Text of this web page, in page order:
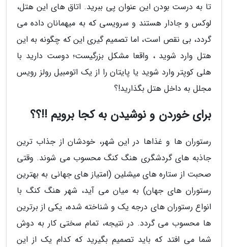
تا به درست بودن این عنوان پی ببرید. اتاق های این هتل،
لوکس و جادار هستند و سرویسی که به میهمانان داده می
گردد، بی نقص است، اما تصمیم گیری این که چگونه به این
هتل وارد شوید ، واقعا مشکل بزرگیست؛ دوست دارید با
هلی کوپتر وارد شوید یا پایتان را از یک اتومبیل رولز رویس
مجلل به داخل هتل بگذارید!؟
برای خوردن و نوشیدن به کجا برویم !!؟؟
رستوران ها و غذاها در این شهر، خودشان از جذاب ترین
جاذبه های گردشگری هنگ کنگ محسوب می شوند. وقتی
صحبت از ستاره های میشلین (امتیاز های جهانی به بهترین
رستوران های جهان) به میان می آید، شهر هنگ کنگ با
انواع رستوران های درجه یک و شناخته شده، یکی از برترین
ها محسوب می گردد. در نتیجه، تمام سختی کار به دوش
شما می افتد که باید تصمیم بگیرید که کدام یک از این